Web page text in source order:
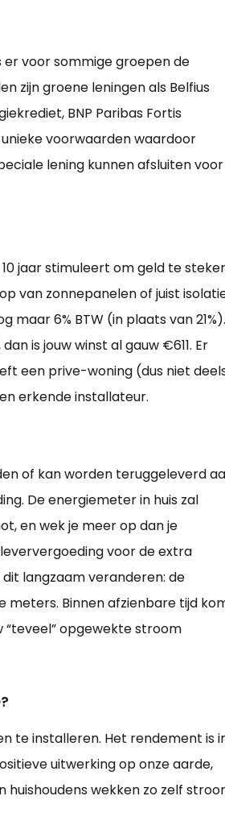
er voor sommige groepen de
zijn groene leningen als Belfius
BNP Paribas Fortis
voorwaarden waardoor
lening kunnen afsluiten voor
jaar stimuleert om geld te
van zonnepanelen of juist
maar 6% BTW (in plaats van 21%).
is jouw winst al gauw €611. Er
een prive-woning (dus niet
erkende installateur.
of kan worden teruggeleverd
De energiemeter in huis zal
en wek je meer op dan je
voor de extra
langzaam veranderen: de
Binnen afzienbare tijd
“teveel” opgewekte stroom
te installeren. Het rendement is
uitwerking op onze aarde,
huishoudens wekken zo zelf